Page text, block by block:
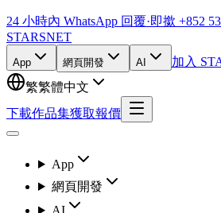
24 小時內 WhatsApp 回覆·即撳 +852
STARSNET
App 網頁開發 AI
加入
繁繁體中文
下載作品集獲取報價
App
網頁開發
AI